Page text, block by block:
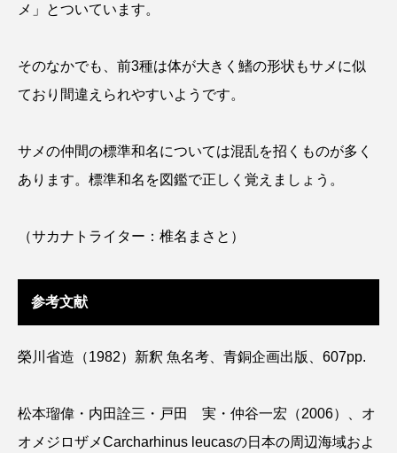
メ」とついています。
そのなかでも、前3種は体が大きく鰭の形状もサメに似
ており間違えられやすいようです。
サメの仲間の標準和名については混乱を招くものが多く
あります。標準和名を図鑑で正しく覚えましょう。
（サカナトライター：椎名まさと）
参考文献
榮川省造（1982）新釈 魚名考、青銅企画出版、607pp.
松本瑠偉・内田詮三・戸田 実・仲谷一宏（2006）、オ
オメジロザメCarcharhinus leucasの日本の周辺海域およ